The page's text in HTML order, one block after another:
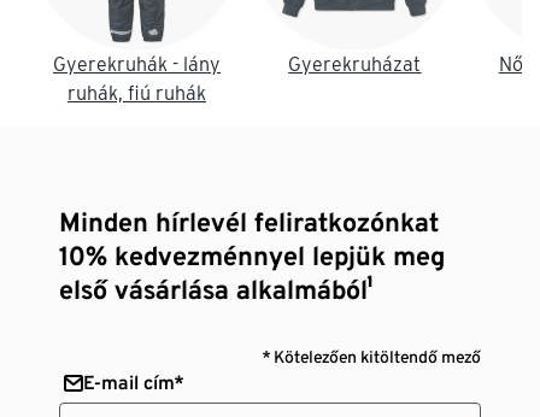
Gyerekruhák - lány
ruhák, fiú ruhák
Gyerekruházat Női
Minden hírlevél feliratkozónkat
10% kedvezménnyel lepjük meg
első vásárlása alkalmából¹
* Kötelezően kitöltendő mező
E-mail cím*